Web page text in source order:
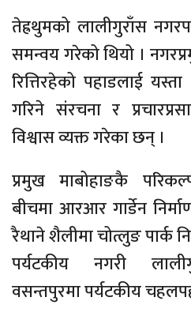
तेह्रथुमको लालीगुराँस
समन्वय गरेको थियो ।
रित्तिरहेको पहाडलाई यस्ता
गरिने संरचना र
विश्वास व्यक्त गरेका छन् ।
प्रमुख माबोहाङकै
बीचमा आरआर गार्डेन
रैथाने शैलीमा चोत्लुङ पार्क
पर्यटकीय नगरी
वसन्तपुरमा पर्यटकीय